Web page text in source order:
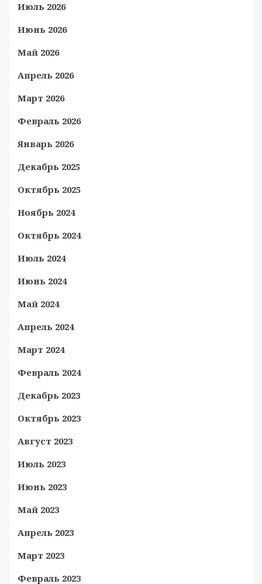
Июль 2026
Июнь 2026
Май 2026
Апрель 2026
Март 2026
Февраль 2026
Январь 2026
Декабрь 2025
Октябрь 2025
Ноябрь 2024
Октябрь 2024
Июль 2024
Июнь 2024
Май 2024
Апрель 2024
Март 2024
Февраль 2024
Декабрь 2023
Октябрь 2023
Август 2023
Июль 2023
Июнь 2023
Май 2023
Апрель 2023
Март 2023
Февраль 2023